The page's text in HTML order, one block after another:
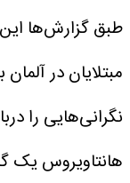
مبتلایان در
نگرانی‌هایی را
هانتاویروس یک